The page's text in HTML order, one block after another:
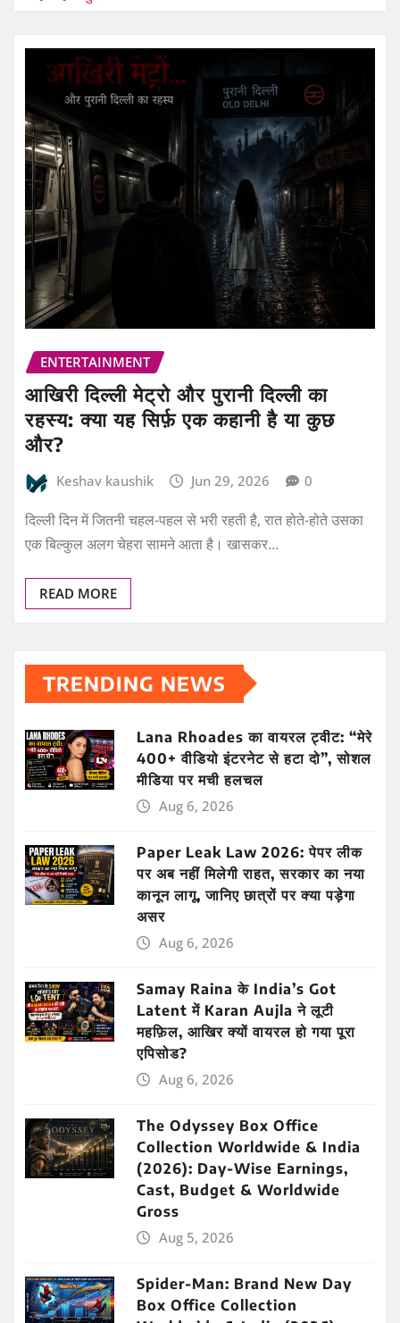
ENTERTAINMENT
आखिरी दिल्ली मेट्रो और पुरानी दिल्ली का
रहस्य: क्या यह सिर्फ़ एक कहानी है या कुछ
और?
Keshav kaushik Jun 29, 2026 0
दिल्ली दिन में जितनी चहल-पहल से भरी रहती है, रात होते-होते उसका
एक बिल्कुल अलग चेहरा सामने आता है। खासकर…
READ MORE
TRENDING NEWS
Lana Rhoades का वायरल ट्वीट: “मेरे
400+ वीडियो इंटरनेट से हटा दो”, सोशल
मीडिया पर मची हलचल
Aug 6, 2026
Paper Leak Law 2026: पेपर लीक
पर अब नहीं मिलेगी राहत, सरकार का नया
कानून लागू, जानिए छात्रों पर क्या पड़ेगा
असर
Aug 6, 2026
Samay Raina के India’s Got
Latent में Karan Aujla ने लूटी
महफ़िल, आखिर क्यों वायरल हो गया पूरा
एपिसोड?
Aug 6, 2026
The Odyssey Box Office
Collection Worldwide & India
(2026): Day-Wise Earnings,
Cast, Budget & Worldwide
Gross
Aug 5, 2026
Spider-Man: Brand New Day
Box Office Collection